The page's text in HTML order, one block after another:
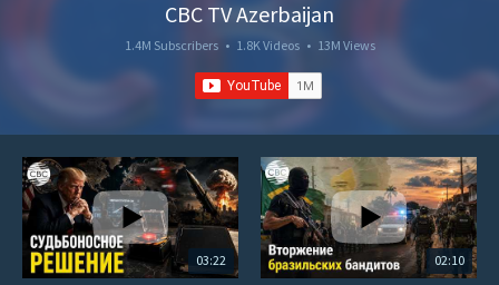
CBC TV Azerbaijan
1.4M Subscribers • 1.8K Videos • 13M Views
03:22 02:10